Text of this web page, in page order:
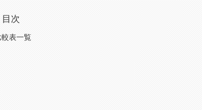
目次
表一覧